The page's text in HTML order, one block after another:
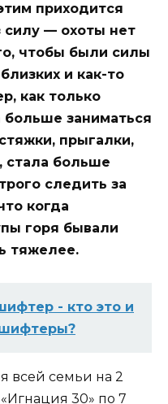
приходится
силу — охоты нет
чтобы были силы
и как-то
как только
больше заниматься
прыгалки,
стала больше
следить за
когда
горя бывали
тяжелее.
- кто это и
всей семьи на 2
30» по 7